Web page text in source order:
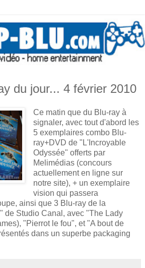
du jour... 4 février 2010
Ce matin que du Blu-ray à
signaler, avec tout d'abord les
5 exemplaires combo Blu-
ray+DVD de "L'Incroyable
Odyssée" offerts par
Melimédias (concours
actuellement en ligne sur
notre site), + un exemplaire
vision qui passera
ainsi que 3 Blu-ray de la
de Studio Canal, avec "The Lady
"Pierrot le fou", et "A bout de
dans un superbe packaging